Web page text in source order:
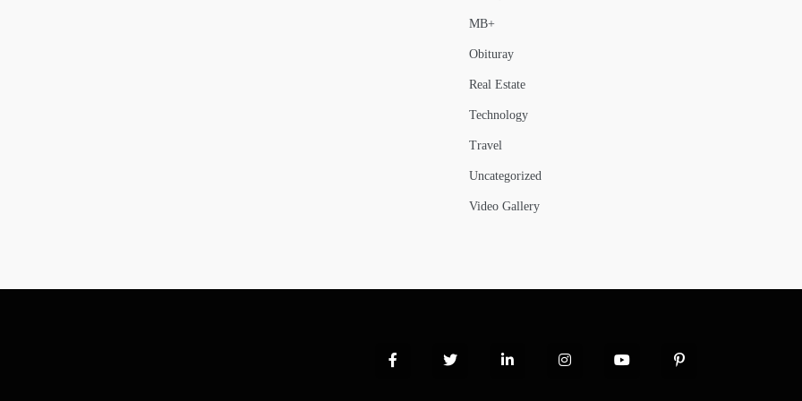
MB+
Obituray
Real Estate
Technology
Travel
Uncategorized
Video Gallery